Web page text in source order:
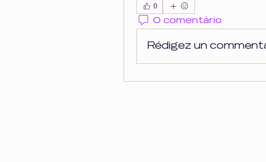
0
0 comentário
Rédigez un